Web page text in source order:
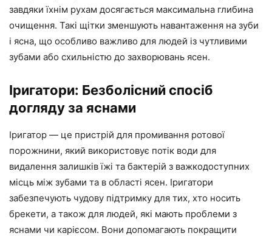
завдяки їхнім рухам досягається максимальна глибина
очищення. Такі щітки зменшують навантаження на зуби
і ясна, що особливо важливо для людей із чутливими
зубами або схильністю до захворювань ясен.
Іригатори: Безболісний спосіб
догляду за яснами
Іригатор — це пристрій для промивання ротової
порожнини, який використовує потік води для
видалення залишків їжі та бактерій з важкодоступних
місць між зубами та в області ясен. Іригатори
забезпечують чудову підтримку для тих, хто носить
брекети, а також для людей, які мають проблеми з
яснами чи карієсом. Вони допомагають покращити